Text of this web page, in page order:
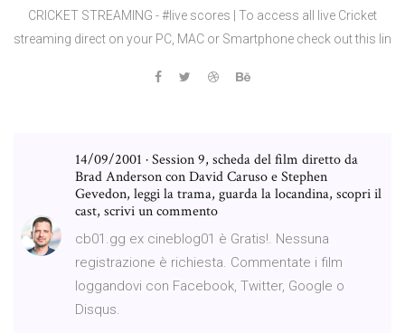
CRICKET STREAMING - #live scores | To access all live Cricket
streaming direct on your PC, MAC or Smartphone check out this lin
14/09/2001 · Session 9, scheda del film diretto da
Brad Anderson con David Caruso e Stephen
Gevedon, leggi la trama, guarda la locandina, scopri il
cast, scrivi un commento
cb01.gg ex cineblog01 è Gratis!. Nessuna
registrazione è richiesta. Commentate i film
loggandovi con Facebook, Twitter, Google o
Disqus.